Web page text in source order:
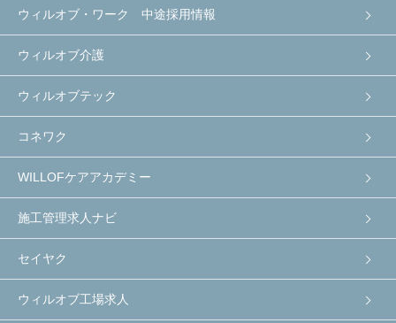
ウィルオブ・ワーク 中途採用情報
ウィルオブ介護
ウィルオブテック
コネワク
WILLOFケアアカデミー
施工管理求人ナビ
セイヤク
ウィルオブ工場求人